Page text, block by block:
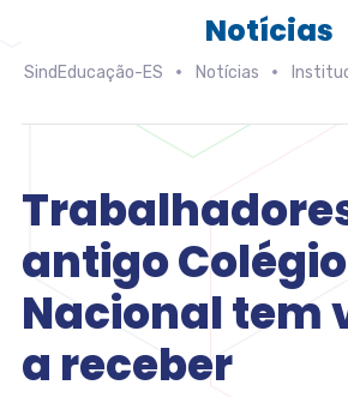
Notícias
SindEducação-ES Notícias
antigo Colégio
Nacional tem
a receber